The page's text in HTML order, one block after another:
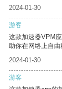
2024-01-30
游客
这款加速器VPM
助你在网络上自由
2024-01-30
游客